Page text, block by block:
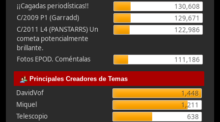
¡¡Cagadas periodísticas!!
130,608
C/2009 P1 (Garradd)
129,671
C/2011 L4 (PANSTARRS) Un
cometa potencialmente
brillante.
122,986
Fotos EPOD. Coméntalas 111,186
Principales Creadores de Temas
DavidVof
1,448
Miquel
1,211
Telescopio
638